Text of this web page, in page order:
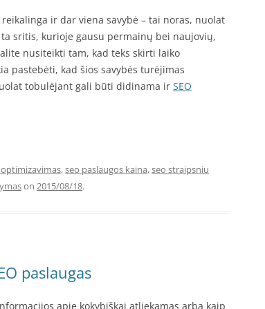
ir dar viena savybė – tai noras, nuolat
sritis, kurioje gausu permainų bei naujovių,
nusiteikti tam, kad teks skirti laiko
pastebėti, kad šios savybės turėjimas
tobulėjant gali būti didinama ir SEO
,seo paslaugos kaina,seo straipsniu
on 2015/08/18.
paslaugas
apie kokybiškai atliekamas arba kaip